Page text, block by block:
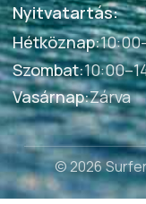
Nyitvatartás:
Hétköznap:
Szombat:
Vasárnap:Zárva
© 2026